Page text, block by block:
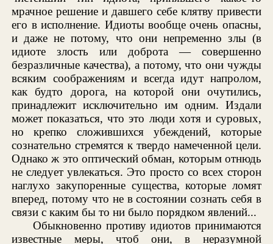
мрачное решение и давшего себе клятву привести
его в исполнение. Идиоты вообще очень опасны,
и даже не потому, что они непременно злы (в
идиоте злость или доброта — совершенно
безразличные качества), а потому, что они чужды
всяким соображениям и всегда идут напролом,
как будто дорога, на которой они очутились,
принадлежит исключительно им одним. Издали
может показаться, что это люди хотя и суровых,
но крепко сложившихся убеждений, которые
сознательно стремятся к твердо намеченной цели.
Однако ж это оптический обман, которым отнюдь
не следует увлекаться. Это просто со всех сторон
наглухо закупоренные существа, которые ломят
вперед, потому что не в состоянии сознать себя в
связи с каким бы то ни было порядком явлений...
Обыкновенно противу идиотов принимаются
известные меры, чтоб они, в неразумной